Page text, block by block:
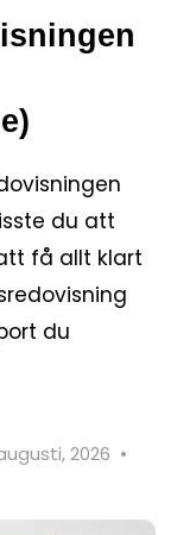
du att
få allt klart
du
2026 •